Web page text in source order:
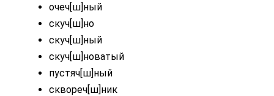
очеч[ш]ный
скуч[ш]но
скуч[ш]ный
скуч[ш]новатый
пустяч[ш]ный
сквореч[ш]ник